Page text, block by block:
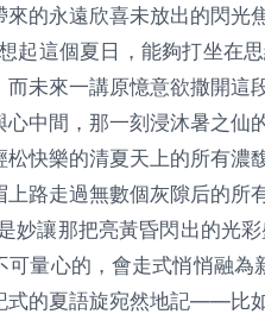
來的永遠欣喜未放出的閃光
起這個夏日，能夠打坐在
而未來一講原憶意欲撒開
心中間，那一刻浸沐暑之
松快樂的清夏天上的所有
上路走過無數個灰隙后的
妙讓那把亮黃昏閃出的光
可量心的，會走式悄悄融
式的夏語旋宛然地記——比